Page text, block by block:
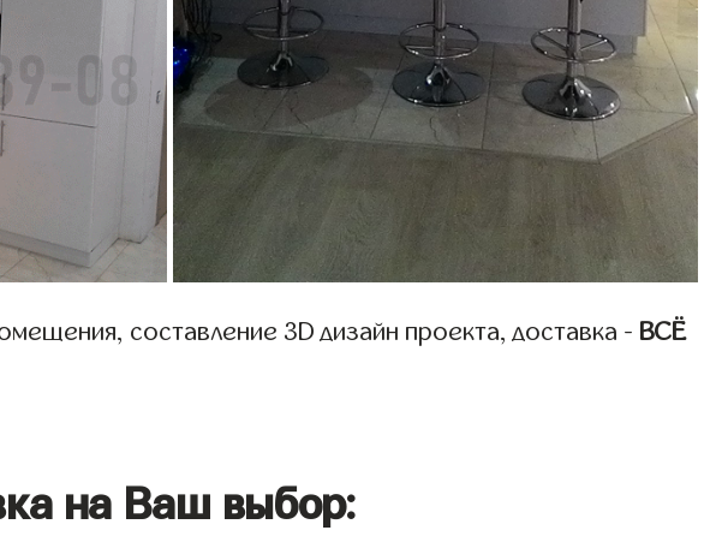
составление 3D дизайн проекта, доставка - ВСЁ
на Ваш выбор: